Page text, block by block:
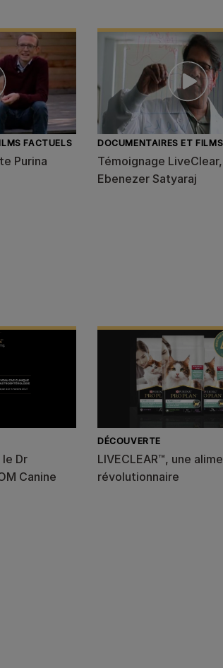
FACTUELS
Purina
DOCUMENTAIRES ET
Témoignage
Ebenezer Satyaraj
le Dr
Canine
DÉCOUVERTE
LIVECLEAR™, une
révolutionnaire